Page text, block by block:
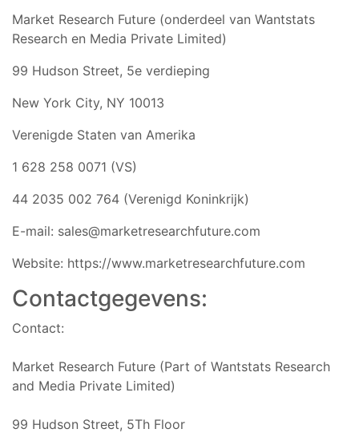
Market Research Future (onderdeel van Wantstats
Research en Media Private Limited)
99 Hudson Street, 5e verdieping
New York City, NY 10013
Verenigde Staten van Amerika
1 628 258 0071 (VS)
44 2035 002 764 (Verenigd Koninkrijk)
E-mail: sales@marketresearchfuture.com
Website: https://www.marketresearchfuture.com
Contactgegevens:
Contact:
Market Research Future (Part of Wantstats Research
and Media Private Limited)
99 Hudson Street, 5Th Floor